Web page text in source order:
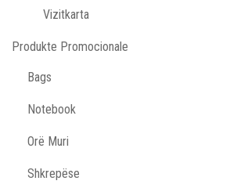
Vizitkarta
Produkte Promocionale
Bags
Notebook
Orë Muri
Shkrepëse